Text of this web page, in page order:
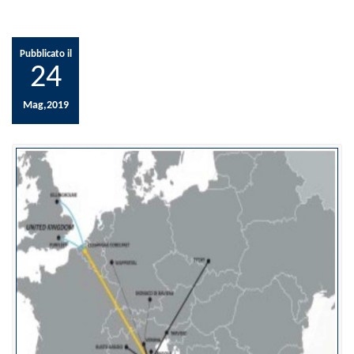
Pubblicato il
24
Mag,2019